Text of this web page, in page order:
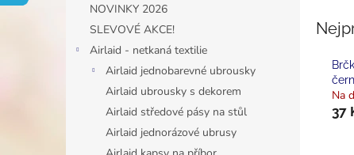
NOVINKY 2026
SLEVOVÉ AKCE!
Airlaid - netkaná textilie
Airlaid jednobarevné ubrousky
Airlaid ubrousky s dekorem
Airlaid středové pásy na stůl
Airlaid jednorázové ubrusy
Na
37